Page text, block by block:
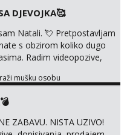
videa s kolegicama,
sama di se dovodim do
ako ti moja ponuda nije
DJEVOJKA🥰
Natali. 💘 Pretpostavljam
s obzirom koliko dugo
Radim videopozive,
javi mi se porukom na
mušku osobu
ZABAVU. NISTA UZIVO!